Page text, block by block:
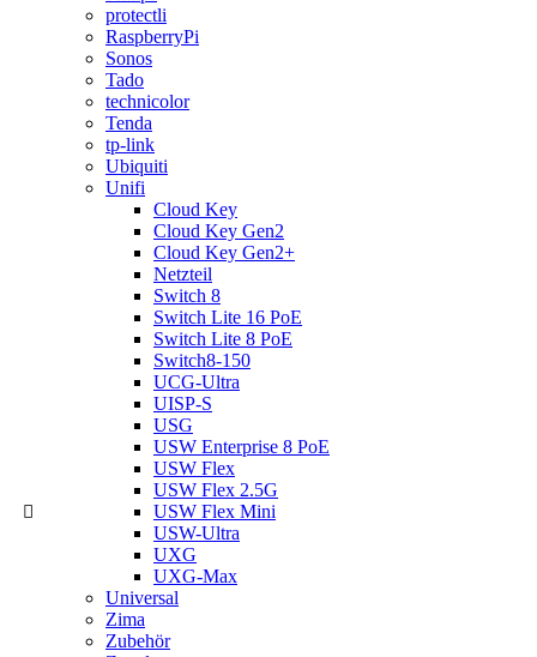
protectli
RaspberryPi
Sonos
Tado
technicolor
Tenda
tp-link
Ubiquiti
Unifi
Cloud Key
Cloud Key Gen2
Cloud Key Gen2+
Netzteil
Switch 8
Switch Lite 16 PoE
Switch Lite 8 PoE
Switch8-150
UCG-Ultra
UISP-S
USG
USW Enterprise 8 PoE
USW Flex
USW Flex 2.5G
USW Flex Mini
USW-Ultra
UXG
UXG-Max
Universal
Zima
Zubehör